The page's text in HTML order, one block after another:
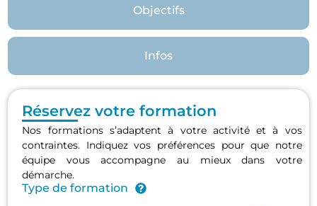
Objectifs
Infos
Réservez votre formation
Nos formations s’adaptent à votre activité et à vos
contraintes. Indiquez vos préférences pour que notre
équipe vous accompagne au mieux dans votre
démarche.
Type de formation